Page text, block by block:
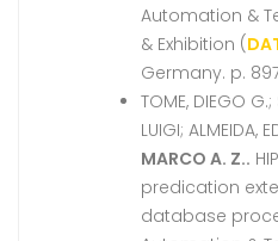
Automation &
& Exhibition (
Germany. p.
TOME, DIEGO G.;
LUIGI; ALMEIDA,
MARCO A. Z..
predication
database